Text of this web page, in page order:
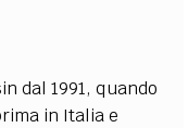
dal 1991, quando
in Italia e